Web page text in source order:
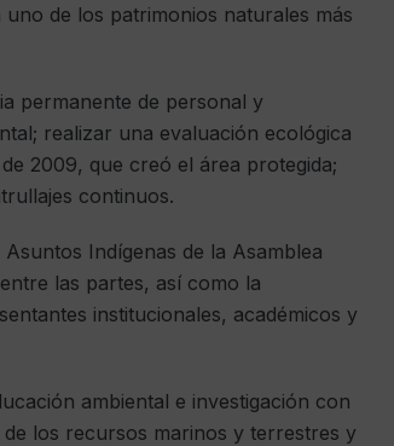
de los patrimonios naturales más
permanente de personal y
realizar una evaluación ecológica
2009, que creó el área protegida;
continuos.
Indígenas de la Asamblea
las partes, así como la
institucionales, académicos y
ambiental e investigación con
los recursos marinos y terrestres y